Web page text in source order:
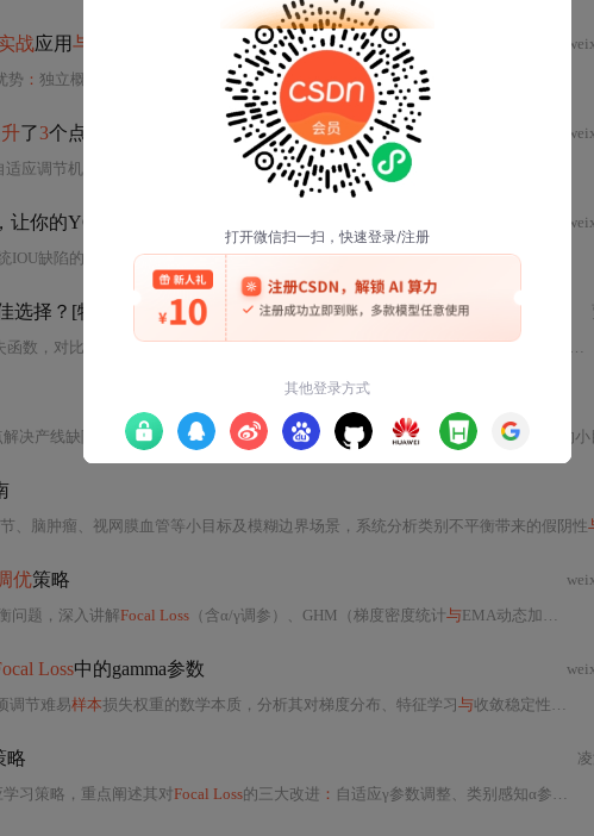
战应用与调优
势 ： 独立概率建模、多标签兼容性与数值稳定性。重点探讨其应对正负
了3个点
适应调节机制解决CIoU在低质量锚框场景下的优化失衡问题。在
，让你的YOLO模型
缺陷的改进（梯度消失、尺度不敏感、收敛慢）、EIOU三要素（重叠/中心距/宽高损失）及
选择？[特殊字符]
函数，对比其 与Focal Loss在正负样本不平衡处理上的差异。ASL通过不对称聚焦机制（独立γ参数）、负
决产线缺陷检测中因极端类别不平衡（像素级 1: 16383、anchor级1: 1000+）导致的小目标漏
、脑肿瘤、视网膜血管等小目标及模糊边界场景，系统分析类别不平衡带来的假阴性
优策略
问题，深入讲解Focal Loss （含α/γ调参）、GHM（梯度密度统计与EMA动态加权）和PISA（基于
Loss中的gamma参数
调节难易样本损失权重的数学本质，分析其对梯度分布、特征学习与收敛稳定性的影响，并针对目标检测、图像
略
习策略，重点阐述其对Focal Loss的三大改进 ： 自适应γ参数调整、类别感知α参数及困难